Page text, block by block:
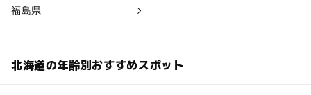
福島県
北海道の年齢別おすすめスポット